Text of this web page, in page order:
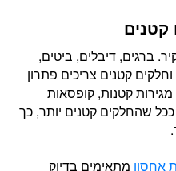
קטנים
ברגים, דיבלים, ביטים,
קטנים צריכים פתרון
קטנות, קופסאות
ככל שהחלקים קטנים יותר, כך
אחסון מתאימים בדיוק